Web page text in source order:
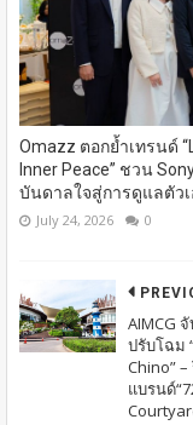
Omazz ตอกย้ำเทรนด์
Inner Peace” ชวน
บันดาลใจสู่การดูแลตัว
July 24, 2026 0
AIMCG
ปรับโฉม
Chino” –
แบรนด์